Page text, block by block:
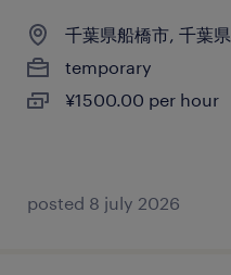
千葉県船橋市, 千葉県
temporary
¥1500.00 per hour
posted 8 july 2026